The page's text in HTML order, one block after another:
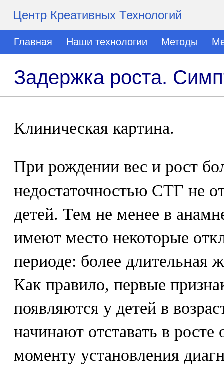
Центр Креативных Технологий
Главная Наши технологии Методы
Задержка роста.
Клиническая картина.
При рождении вес и рост
недостаточностью СТГ не
детей. Тем не менее в
имеют место некоторые
периоде: более длительная
Как правило, первые
появляются у детей в
начинают отставать в
моменту установления